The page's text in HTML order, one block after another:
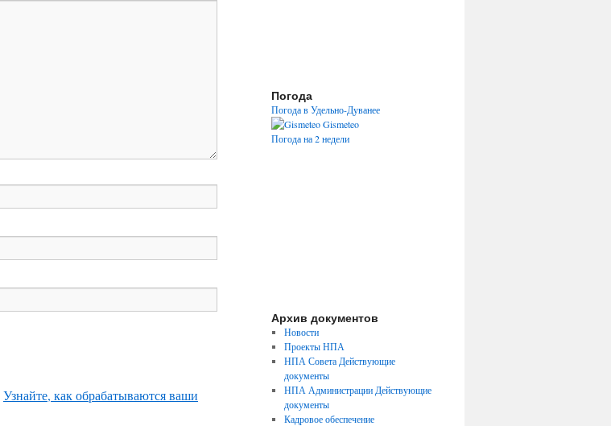
Узнайте, как обрабатываются ваши
Погода
Погода в Удельно-Дуванее
Gismeteo
Погода на 2 недели
Архив документов
Новости
Проекты НПА
НПА Совета Действующие
документы
НПА Администрации Действующие
документы
Кадровое обеспечение